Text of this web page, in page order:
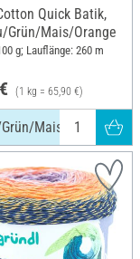
Quick Batik,
Grün/Mais/Orange
g; Lauflänge: 260 m
(1 kg = 65,90 €)
Mais/Orange